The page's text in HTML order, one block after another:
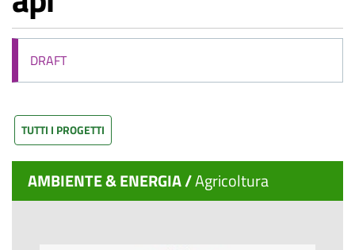
DRAFT
TUTTI I PROGETTI
AMBIENTE & ENERGIA /Agricoltura